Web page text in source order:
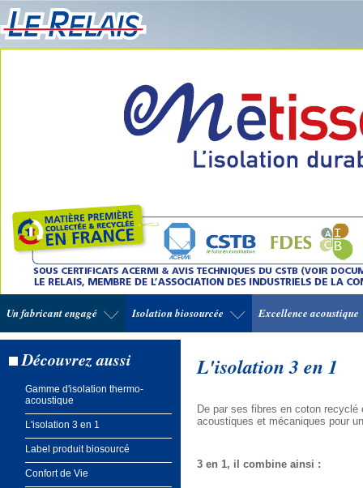
Un fabricant engagé Isolation biosourcée Excellence acoustique
Découvrez aussi
Gamme d'isolation thermo-
acoustique
L'isolation 3 en 1
Label produit biosourcé
Confort de Vie
L'isolation 3 en 1
De par ses fibres en coton
acoustiques et mécaniques pour
3 en 1, il combine ainsi :